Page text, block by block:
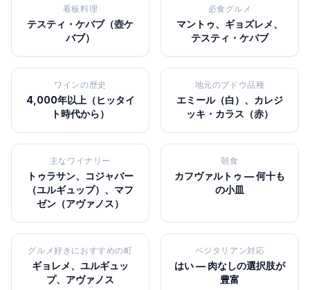
看板料理
テスティ・ケバブ（壺ケ
バブ）
必食グルメ
マントゥ、ギョズレメ、
テスティ・ケバブ
ワインの歴史
4,000年以上（ヒッタイ
ト時代から）
地元のブドウ品種
エミール（白）、カレジ
ッキ・カラス（赤）
主なワイナリー
トゥラサン、コジャバー
（ユルギュップ）、マフ
ゼン（アヴァノス）
朝食
カフヴァルトゥ — 何十も
の小皿
グルメ好きにおすすめの町
ギョレメ、ユルギュッ
プ、アヴァノス
ベジタリアン対応
はい — 肉なしの選択肢が
豊富